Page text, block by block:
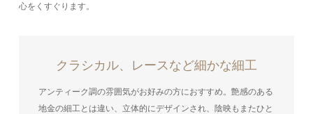
心をくすぐります。
クラシカル、レースなど細かな細工
アンティーク調の雰囲気がお好みの方におすすめ。艶感のある
地金の細工とは違い、立体的にデザインされ、陰映もまたひと